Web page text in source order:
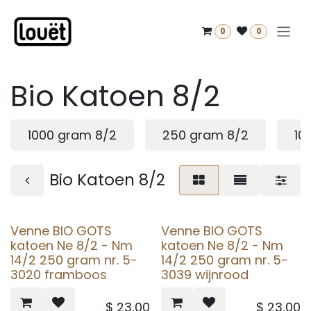
0 0
Bio Katoen 8/2
1000 gram 8/2 250 gram 8/2
Bio Katoen 8/2
Venne BIO GOTS
katoen Ne 8/2 - Nm
14/2 250 gram nr. 5-
3020 framboos
$ 23,00
Venne BIO GOTS
katoen Ne 8/2 - Nm
14/2 250 gram nr. 5-
3039 wijnrood
$ 23,00